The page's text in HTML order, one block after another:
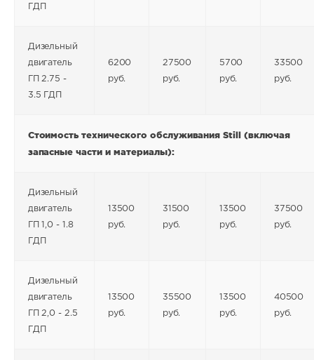
ГДП
Дизельный
двигатель
ГП 2.75 -
3.5 ГДП
6200
руб.
27500
руб.
5700
руб.
33500
руб.
Стоимость технического обслуживания Still (включая
запасные части и материалы):
Дизельный
двигатель
ГП 1,0 - 1.8
ГДП
13500
руб.
31500
руб.
13500
руб.
37500
руб.
Дизельный
двигатель
ГП 2,0 - 2.5
ГДП
13500
руб.
35500
руб.
13500
руб.
40500
руб.